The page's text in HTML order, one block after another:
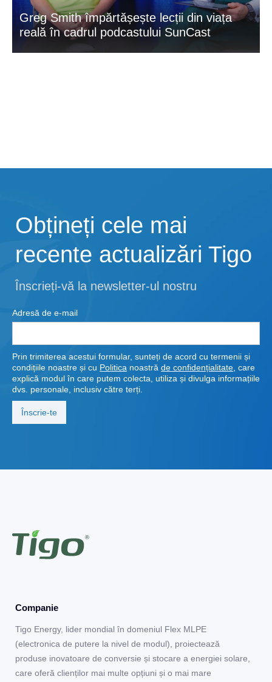
Greg Smith împărtășește lecții din viața
reală în cadrul podcastului SunCast
Obțineți cele mai
recente actualizări Tigo
Înscrieți-vă la newsletter-ul nostru
Adresă de e-mail
Prin trimiterea acestui formular, sunteți de acord cu termenii și
condițiile noastre și cu Politica noastră de confidențialitate, care
explică modul în care putem colecta, utiliza și divulga informațiile
dvs. personale, inclusiv către terți.
Companie
Tigo Energy, lider mondial în domeniul Flex MLPE
(electronica de putere la nivel de modul), proiectează
produse inovatoare de conversie și stocare a energiei solare,
care oferă clienților mai multe opțiuni și o mai mare